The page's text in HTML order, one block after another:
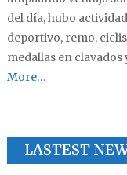
del día, hubo
deportivo, remo,
medallas en
More…
LASTEST